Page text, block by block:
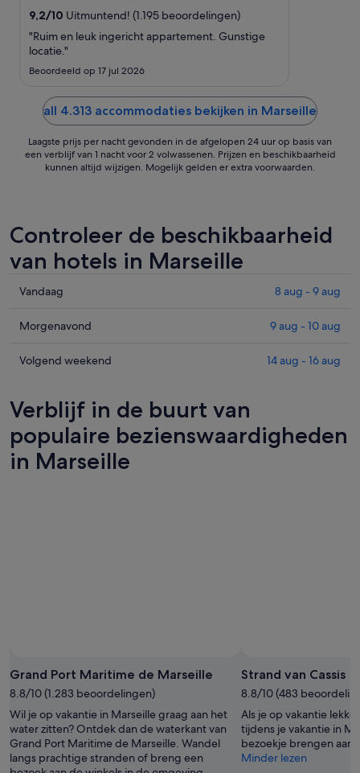
30
aug
9,2/10 Uitmuntend! (1.195 beoordelingen)
"Ruim en leuk ingericht appartement. Gunstige
locatie."
Beoordeeld op 17 jul 2026
all 4.313 accommodaties bekijken in Marseille
Laagste prijs per nacht gevonden in de afgelopen 24 uur op basis van
een verblijf van 1 nacht voor 2 volwassenen. Prijzen en beschikbaarheid
kunnen altijd wijzigen. Mogelijk gelden er extra voorwaarden.
Controleer de beschikbaarheid
van hotels in Marseille
Prijzen
Marseille
vanavond,
-
aug,
bekijken
Vandaag 8 aug - 9 aug
Prijzen
Marseille
9
-
10
Morgenavond 9 aug - 10 aug
Prijzen
voor
volgend
weekend,
14
Volgend weekend 14 aug - 16 aug
Verblijf in de buurt van
populaire bezienswaardigheden
in Marseille
Grand Port Maritime de Marseille
8.8/10 (1.283 beoordelingen)
Wil je op vakantie in Marseille graag aan het
water zitten? Ontdek dan de waterkant van
Grand Port Maritime de Marseille. Wandel
langs prachtige stranden of breng een
Strand van Cassis
8.8/10 (483
Als je op vakantie
tijdens je vakantie in
bezoekje brengen aan
Minder lezen